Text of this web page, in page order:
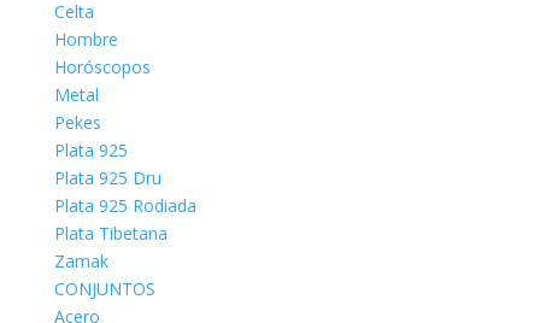
Celta
Hombre
Horóscopos
Metal
Pekes
Plata 925
Plata 925 Dru
Plata 925 Rodiada
Plata Tibetana
Zamak
CONJUNTOS
Acero